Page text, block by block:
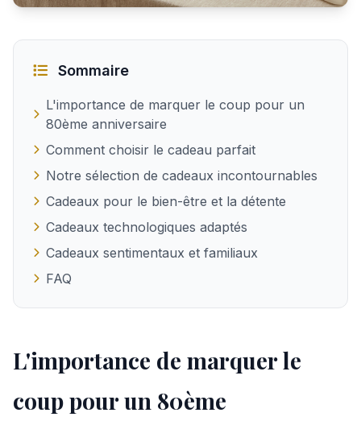
Sommaire
L'importance de marquer le coup pour un
80ème anniversaire
Comment choisir le cadeau parfait
Notre sélection de cadeaux incontournables
Cadeaux pour le bien-être et la détente
Cadeaux technologiques adaptés
Cadeaux sentimentaux et familiaux
FAQ
L'importance de marquer le
coup pour un 80ème